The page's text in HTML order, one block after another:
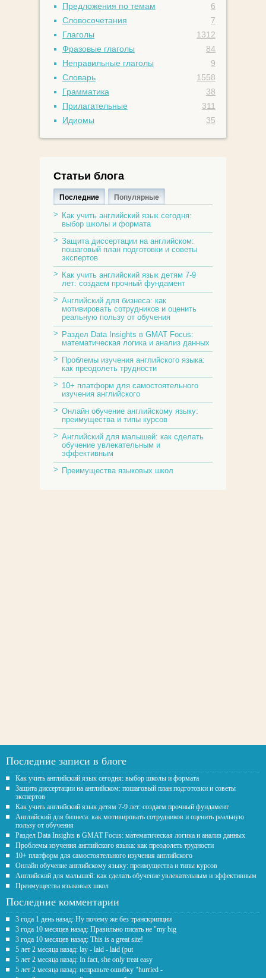
Предложения по темам
6
Словосочетания
7
Глаголы
1312
Фразовые глаголы
84
Неправильные глаголы
9
Словарь
1558
Грамматика
38
Прилагательные
311
Идиомы
35
Статьи блога
Последние Популярные
Как учить английский язык сегодня:
выбор школы и формата
Защита диссертации на английском:
пошаговый план подготовки и советы
экспертов
Как учить английский язык детям 7-9
лет: создаем прочный фундамент
Английский для бизнеса: как
мотивировать сотрудников и оценить
реальную пользу от обучения
Раздел Data Insights в GMAT Focus:
математическая логика и анализ данных
Проблемы изучения английского языка:
как преодолеть трудности
10+ платформ для самостоятельного
изучения английского
Онлайн обучение английскому языку:
преимущества и типы курсов
Английский для малышей: как сделать
обучение увлекательным и
эффективным
Преимущества языковых школ
Последние записи в блоге
Как учить английский язык сегодня: выбор школы и формата
Защита диссертации на английском: пошаговый план подготовки и советы
экспертов
Как учить английский язык детям 7-9 лет: создаем прочный фундамент
Английский для бизнеса: как мотивировать сотрудников и оценить реальную
пользу от обучения
Раздел Data Insights в GMAT Focus: математическая логика и анализ данных
Проблемы изучения английского языка: как преодолеть трудности
10+ платформ для самостоятельного изучения английского
Онлайн обучение английскому языку: преимущества и типы курсов
Английский для малышей: как сделать обучение увлекательным и эффективным
Преимущества языковых школ
Последние комментарии
3 года 1 день назад: Ну почему же без транскрипции
3 года 10 месяцев назад: Правильно писать не "my big
3 года 10 месяцев назад: This is a great site!
5 лет 2 месяца назад: lay - laid - laid (put
5 лет 2 месяца назад: In fact, she only treat easy
5 лет 2 месяца назад: исправьте ошибку "hurried -